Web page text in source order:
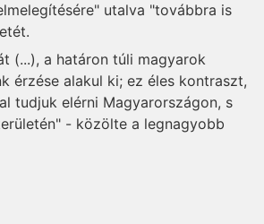
utalva "továbbra is
(...), a határon túli magyarok
érzése alakul ki; ez éles kontraszt,
tudjuk elérni Magyarországon, s
- közölte a legnagyobb